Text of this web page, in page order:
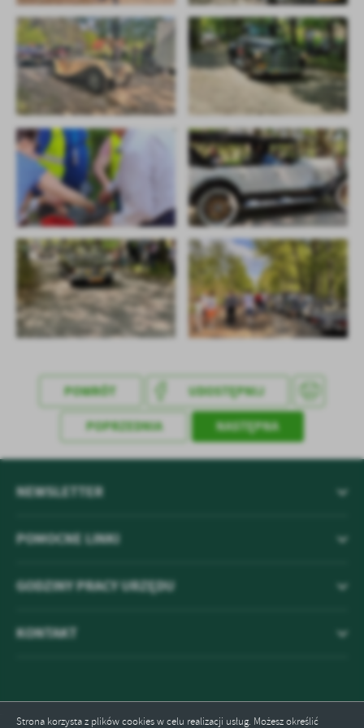
Strona korzysta z plików cookies w celu realizacji usług. Możesz określić
treści w postaci wiadomości, ofert, komunikatów mediów
społecznościowych.
POWRÓT UDOSTĘPNIJ
POPRZEDNIA NASTĘPNA
POMOCNE LINKI
NEWSLETTER
GODZINY PRACY URZĘDU
KONTAKT